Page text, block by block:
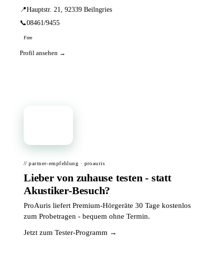
📍Hauptstr. 21, 92339 Beilngries
📞08461/9455
Free
Profil ansehen →
// partner-empfehlung · proauris
Lieber von zuhause testen - statt
Akustiker-Besuch?
ProAuris liefert Premium-Hörgeräte 30 Tage kostenlos
zum Probetragen - bequem ohne Termin.
Jetzt zum Tester-Programm →